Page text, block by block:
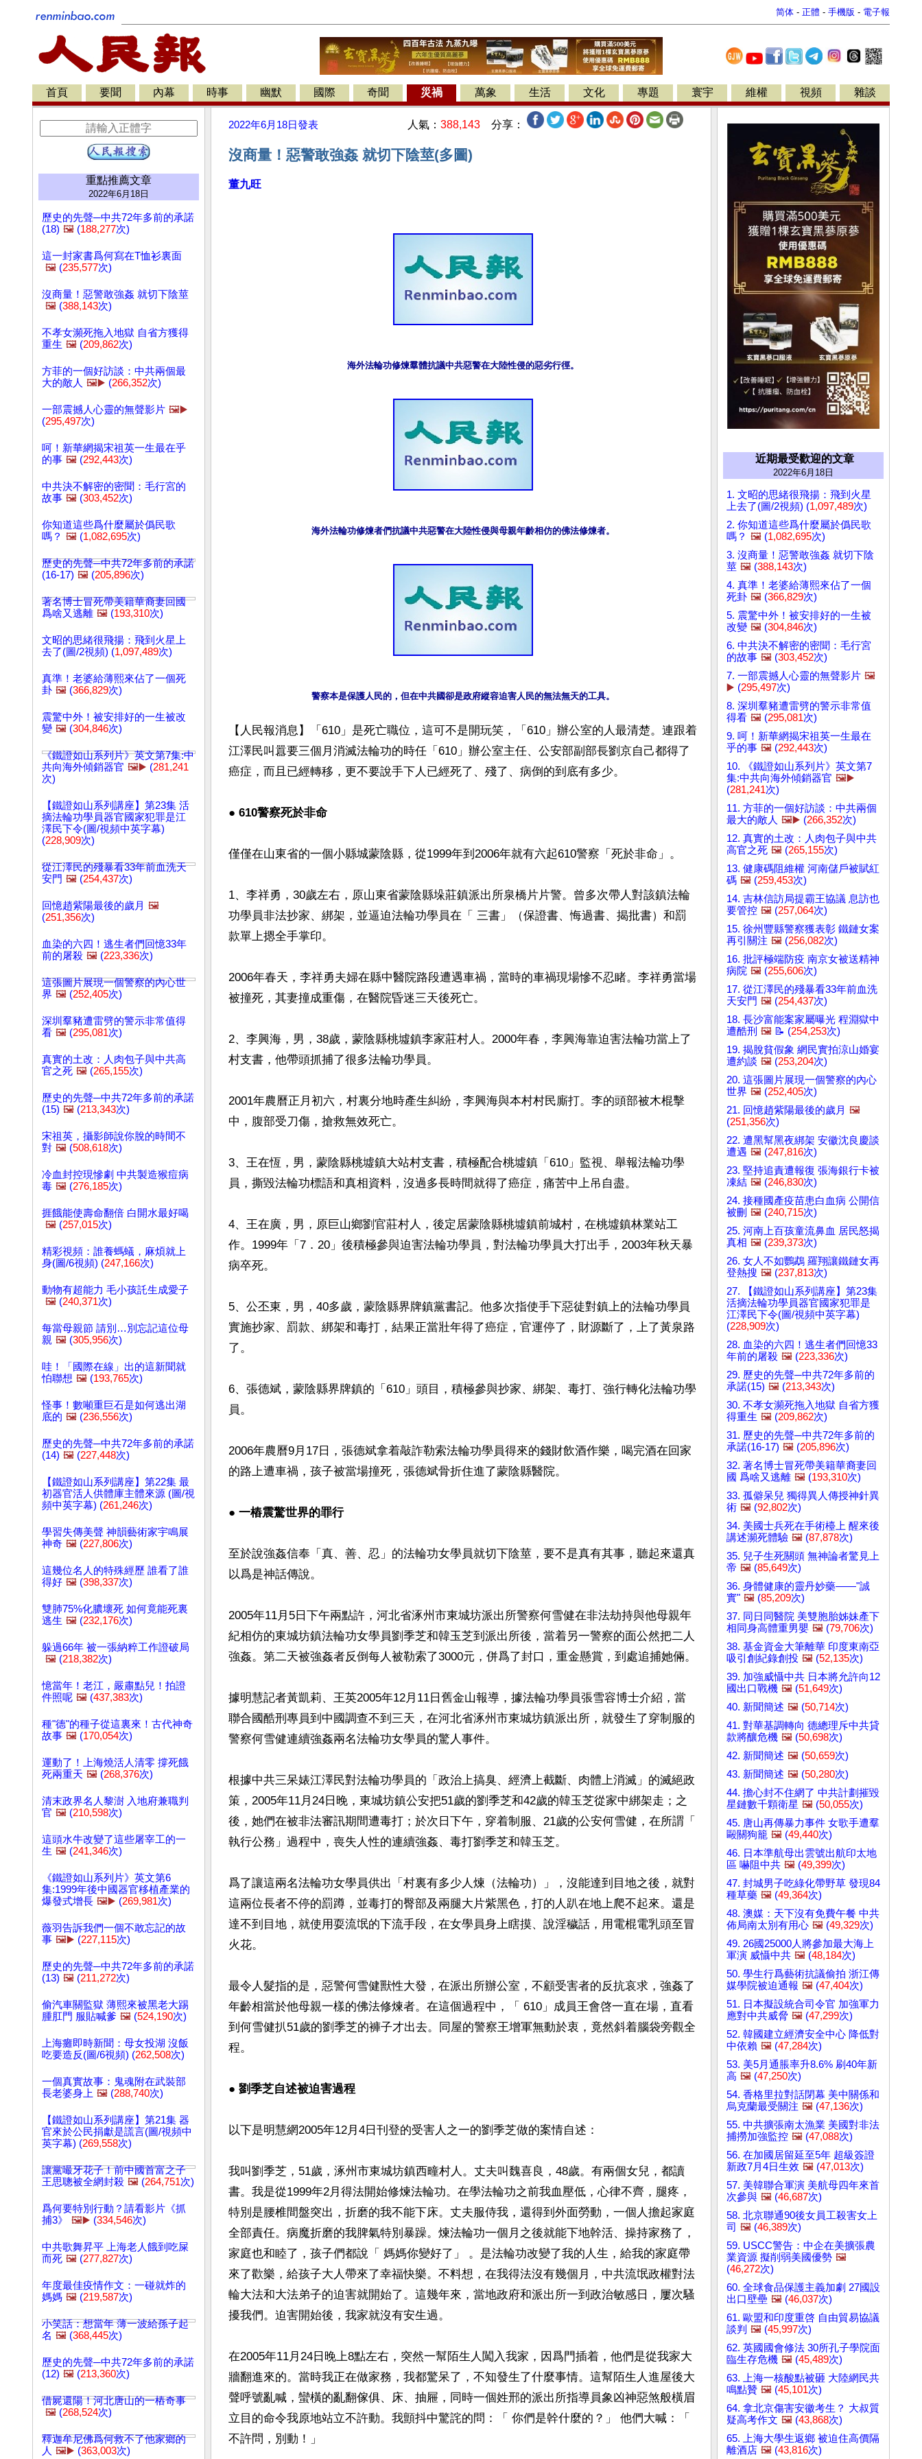
简体 - 正體 - 手機版 - 電子報
首頁 要聞 內幕 時事 幽默 國際 奇聞 災禍 萬象 生活 文化 專題 寰宇 維權 視頻 雜談
重點推薦文章
2022年6月18日
歷史的先聲─中共72年多前的承諾
(18) 🖼️ (188,277次)
這一封家書爲何寫在T恤衫裏面
🖼️ (235,577次)
沒商量！惡警敢強姦 就切下陰莖
🖼️ (388,143次)
不孝女瀕死拖入地獄 自省方獲得
重生 🖼️ (209,862次)
方菲的一個好訪談：中共兩個最
大的敵人 🖼️▶️ (266,352次)
一部震撼人心靈的無聲影片 🖼️▶️
(295,497次)
呵！新華網揭宋祖英一生最在乎
的事 🖼️ (292,443次)
中共決不解密的密聞：毛行宮的
故事 🖼️ (303,452次)
你知道這些爲什麼屬於僞民歌
嗎？ 🖼️ (1,082,695次)
歷史的先聲─中共72年多前的承諾
(16-17) 🖼️ (205,896次)
著名博士冒死帶美籍華裔妻回國
爲啥又逃離 🖼️ (193,310次)
文昭的思緒很飛揚：飛到火星上
去了(圖/2視頻) (1,097,489次)
真準！老婆給薄熙來佔了一個死
卦 🖼️ (366,829次)
震驚中外！被安排好的一生被改
變 🖼️ (304,846次)
《鐵證如山系列片》英文第7集:中
共向海外傾銷器官 🖼️▶️ (281,241
次)
【鐵證如山系列講座】第23集 活
摘法輪功學員器官國家犯罪是江
澤民下令(圖/視頻中英字幕)
(228,909次)
從江澤民的殘暴看33年前血洗天
安門 🖼️ (254,437次)
回憶趙紫陽最後的歲月 🖼️
(251,356次)
血染的六四！逃生者們回憶33年
前的屠殺 🖼️ (223,336次)
這張圖片展現一個警察的內心世
界 🖼️ (252,405次)
深圳羣豬遭雷劈的警示非常值得
看 🖼️ (295,081次)
真實的土改：人肉包子與中共高
官之死 🖼️ (265,155次)
歷史的先聲─中共72年多前的承諾
(15) 🖼️ (213,343次)
宋祖英，攝影師說你脫的時間不
對 🖼️ (508,618次)
冷血封控現慘劇 中共製造猴痘病
毒 🖼️ (276,185次)
捱餓能使壽命翻倍 白開水最好喝
🖼️ (257,015次)
精彩視頻：誰養螞蟻，麻煩就上
身(圖/6視頻) (247,166次)
動物有超能力 毛小孩託生成愛子
🖼️ (240,371次)
每當母親節 請別…別忘記這位母
親 🖼️ (305,956次)
哇！「國際在線」出的這新聞就
怕聯想 🖼️ (193,765次)
怪事！數噸重巨石是如何逃出湖
底的 🖼️ (236,556次)
歷史的先聲─中共72年多前的承諾
(14) 🖼️ (227,448次)
【鐵證如山系列講座】第22集 最
初器官活人供體庫主體來源 (圖/視
頻中英字幕) (261,246次)
學習失傳美聲 神韻藝術家宇鳴展
神奇 🖼️ (227,806次)
這幾位名人的特殊經歷 誰看了誰
得好 🖼️ (398,337次)
雙肺75%化膿壞死 如何竟能死裏
逃生 🖼️ (232,176次)
躲過66年 被一張納粹工作證破局
🖼️ (218,382次)
憶當年！老江，嚴肅點兒！拍證
件照呢 🖼️ (437,383次)
種"德"的種子從這裏來！古代神奇
故事 🖼️ (170,054次)
運動了！上海燒活人清零 撐死餓
死兩重天 🖼️ (268,376次)
清末政界名人黎澍 入地府兼職判
官 🖼️ (210,598次)
這頭水牛改變了這些屠宰工的一
生 🖼️ (241,346次)
《鐵證如山系列片》英文第6
集:1999年後中國器官移植產業的
爆發式增長 🖼️▶️ (269,981次)
薇羽告訴我們一個不敢忘記的故
事 🖼️▶️ (227,115次)
歷史的先聲─中共72年多前的承諾
(13) 🖼️ (211,272次)
偷汽車關監獄 薄熙來被黑老大踢
腫肛門 服貼喊爹 🖼️ (524,190次)
上海癱即時新聞：母女投湖 沒飯
吃要造反(圖/6視頻) (262,508次)
一個真實故事：鬼魂附在武裝部
長老婆身上 🖼️ (288,740次)
【鐵證如山系列講座】第21集 器
官來於公民捐獻是謊言(圖/視頻中
英字幕) (269,558次)
讓黨嘬牙花子！前中國首富之子
王思聰被全網封殺 🖼️ (264,751次)
爲何要特別行動？請看影片《抓
捕3》
🖼️▶️ (334,546次)
中共歌舞昇平 上海老人餓到吃屎
而死 🖼️ (277,827次)
年度最佳疫情作文：一碰就炸的
媽媽 🖼️ (219,587次)
小笑話：想當年 薄一波給孫子起
名 🖼️ (368,445次)
歷史的先聲─中共72年多前的承諾
(12) 🖼️ (213,360次)
借屍還陽！河北唐山的一樁奇事
🖼️ (268,524次)
釋迦牟尼佛爲何救不了他家鄉的
人 🖼️▶️ (363,003次)
2022年6月18日發表 人氣： 388,143 分享：
沒商量！惡警敢強姦 就切下陰莖(多圖)
董九旺
海外法輪功修煉羣體抗議中共惡警在大陸性侵的惡劣行徑。
海外法輪功修煉者們抗議中共惡警在大陸性侵與母親年齡相仿的佛法修煉者。
警察本是保護人民的，但在中共國卻是政府縱容迫害人民的無法無天的工具。
【人民報消息】「610」是死亡職位，這可不是開玩笑，「610」辦公室的人最清楚。連跟着
江澤民叫囂要三個月消滅法輪功的時任「610」辦公室主任、公安部副部長劉京自己都得了
癌症，而且已經轉移，更不要說手下人已經死了、殘了、病倒的到底有多少。
● 610警察死於非命
僅僅在山東省的一個小縣城蒙陰縣，從1999年到2006年就有六起610警察「死於非命」。
1、李祥勇，30歲左右，原山東省蒙陰縣垛莊鎮派出所泉橋片片警。曾多次帶人對該鎮法輪
功學員非法抄家、綁架，並逼迫法輪功學員在「 三書」（保證書、悔過書、揭批書）和罰
款單上摁全手掌印。
2006年春天，李祥勇夫婦在縣中醫院路段遭遇車禍，當時的車禍現場慘不忍睹。李祥勇當場
被撞死，其妻撞成重傷，在醫院昏迷三天後死亡。
2、李興海，男，38歲，蒙陰縣桃墟鎮李家莊村人。2000年春，李興海靠迫害法輪功當上了
村支書，他帶頭抓捕了很多法輪功學員。
2001年農曆正月初六，村裏分地時產生糾紛，李興海與本村村民廝打。李的頭部被木棍擊
中，腹部受刀傷，搶救無效死亡。
3、王在恆，男，蒙陰縣桃墟鎮大站村支書，積極配合桃墟鎮「610」監視、舉報法輪功學
員，撕毀法輪功標語和真相資料，沒過多長時間就得了癌症，痛苦中上吊自盡。
4、王在廣，男，原巨山鄉劉官莊村人，後定居蒙陰縣桃墟鎮前城村，在桃墟鎮林業站工
作。1999年「7．20」後積極參與迫害法輪功學員，對法輪功學員大打出手，2003年秋天暴
病卒死。
5、公丕東，男，40多歲，蒙陰縣界牌鎮黨書記。他多次指使手下惡徒對鎮上的法輪功學員
實施抄家、罰款、綁架和毒打，結果正當壯年得了癌症，官運停了，財源斷了，上了黃泉路
了。
6、張德斌，蒙陰縣界牌鎮的「610」頭目，積極參與抄家、綁架、毒打、強行轉化法輪功學
員。
2006年農曆9月17日，張德斌拿着敲詐勒索法輪功學員得來的錢財飲酒作樂，喝完酒在回家
的路上遭車禍，孩子被當場撞死，張德斌骨折住進了蒙陰縣醫院。
● 一樁震驚世界的罪行
至於說強姦信奉「真、善、忍」的法輪功女學員就切下陰莖，要不是真有其事，聽起來還真
以爲是神話傳說。
2005年11月5日下午兩點許，河北省涿州市東城坊派出所警察何雪健在非法劫持與他母親年
紀相仿的東城坊鎮法輪功女學員劉季芝和韓玉芝到派出所後，當着另一警察的面公然把二人
強姦。第二天被強姦者反倒每人被勒索了3000元，併爲了封口，重金懸賞，到處追捕她倆。
據明慧記者黃凱莉、王英2005年12月11日舊金山報導，據法輪功學員張雪容博士介紹，當
聯合國酷刑專員到中國調查不到三天，在河北省涿州市東城坊鎮派出所，就發生了穿制服的
警察何雪健連續強姦兩名法輪功女學員的驚人事件。
根據中共三呆婊江澤民對法輪功學員的「政治上搞臭、經濟上截斷、肉體上消滅」的滅絕政
策，2005年11月24日晚，東城坊鎮公安把51歲的劉季芝和42歲的韓玉芝從家中綁架走；之
後，她們在被非法審訊期間遭毒打；於次日下午，穿着制服、21歲的公安何雪健，在所謂「
執行公務」過程中，喪失人性的連續強姦、毒打劉季芝和韓玉芝。
爲了讓這兩名法輪功女學員供出「村裏有多少人煉（法輪功）」，沒能達到目地之後，就對
這兩位長者不停的罰蹲，並毒打的臀部及兩腿大片紫黑色，打的人趴在地上爬不起來。還是
達不到目地，就使用耍流氓的下流手段，在女學員身上瞎摸、說淫穢話，用電棍電乳頭至冒
火花。
最令人髮指的是，惡警何雪健獸性大發，在派出所辦公室，不顧受害者的反抗哀求，強姦了
年齡相當於他母親一樣的佛法修煉者。在這個過程中，「 610」成員王會啓一直在場，直看
到何雪健扒51歲的劉季芝的褲子才出去。同屋的警察王增軍無動於衷，竟然斜着腦袋旁觀全
程。
● 劉季芝自述被迫害過程
以下是明慧網2005年12月4日刊登的受害人之一的劉季芝做的案情自述：
我叫劉季芝，51歲，涿州市東城坊鎮西疃村人。丈夫叫魏喜良，48歲。有兩個女兒，都讀
書。我是從1999年2月得法開始修煉法輪功。在學法輪功之前我血壓低，心律不齊，腿疼，
特別是腰椎間盤突出，折磨的我不能下床。丈夫服侍我，還得到外面勞動，一個人擔起家庭
全部責任。病魔折磨的我脾氣特別暴躁。煉法輪功一個月之後就能下地幹活、操持家務了，
家庭也和睦了，孩子們都說「 媽媽你變好了」 。是法輪功改變了我的人生，給我的家庭帶
來了歡樂，給孩子大人帶來了幸福快樂。不料想，在我得法沒有幾個月，中共流氓政權對法
輪大法和大法弟子的迫害就開始了。這幾年來，當地政府和派出所一到政治敏感日，屢次騷
擾我們。迫害開始後，我家就沒有安生過。
在2005年11月24日晚上8點左右，突然一幫陌生人闖入我家，因爲門插着，他們是從我家大
牆翻進來的。當時我正在做家務，我都驚呆了，不知發生了什麼事情。這幫陌生人進屋後大
聲呼號亂喊，蠻橫的亂翻傢俱、床、抽屜，同時一個姓邢的派出所指導員象凶神惡煞般橫眉
立目的命令我原地站立不許動。我顫抖中驚詫的問：「 你們是幹什麼的？」 他們大喊：「
不許問，別動！」
近期最受歡迎的文章
2022年6月18日
1. 文昭的思緒很飛揚：飛到火星
上去了(圖/2視頻) (1,097,489次)
2. 你知道這些爲什麼屬於僞民歌
嗎？ 🖼️ (1,082,695次)
3. 沒商量！惡警敢強姦 就切下陰
莖 🖼️ (388,143次)
4. 真準！老婆給薄熙來佔了一個
死卦 🖼️ (366,829次)
5. 震驚中外！被安排好的一生被
改變 🖼️ (304,846次)
6. 中共決不解密的密聞：毛行宮
的故事 🖼️ (303,452次)
7. 一部震撼人心靈的無聲影片 🖼️
▶️ (295,497次)
8. 深圳羣豬遭雷劈的警示非常值
得看 🖼️ (295,081次)
9. 呵！新華網揭宋祖英一生最在
乎的事 🖼️ (292,443次)
10. 《鐵證如山系列片》英文第7
集:中共向海外傾銷器官 🖼️▶️
(281,241次)
11. 方菲的一個好訪談：中共兩個
最大的敵人 🖼️▶️ (266,352次)
12. 真實的土改：人肉包子與中共
高官之死 🖼️ (265,155次)
13. 健康碼阻維權 河南儲戶被賦紅
碼 🖼️ (259,453次)
14. 吉林信訪局提霸王協議 息訪也
要管控 🖼️ (257,064次)
15. 徐州豐縣警察獲表彰 鐵鏈女案
再引關注 🖼️ (256,082次)
16. 批評極端防疫 南京女被送精神
病院 🖼️ (255,606次)
17. 從江澤民的殘暴看33年前血洗
天安門 🖼️ (254,437次)
18. 長沙富能案家屬曝光 程淵獄中
遭酷刑 🖼️ 📝 (254,253次)
19. 揭脫貧假象 網民實拍涼山婚宴
遭約談 🖼️ (253,204次)
20. 這張圖片展現一個警察的內心
世界 🖼️ (252,405次)
21. 回憶趙紫陽最後的歲月 🖼️
(251,356次)
22. 遭黑幫黑夜綁架 安徽沈良慶談
遭遇 🖼️ (247,816次)
23. 堅持追責遭報復 張海銀行卡被
凍結 🖼️ (246,830次)
24. 接種國產疫苗患白血病 公開信
被刪 🖼️ (240,715次)
25. 河南上百孩童流鼻血 居民怒揭
真相 🖼️ (239,373次)
26. 女人不如鸚鵡 羅翔讓鐵鏈女再
登熱搜 🖼️ (237,813次)
27. 【鐵證如山系列講座】第23集
活摘法輪功學員器官國家犯罪是
江澤民下令(圖/視頻中英字幕)
(228,909次)
28. 血染的六四！逃生者們回憶33
年前的屠殺 🖼️ (223,336次)
29. 歷史的先聲─中共72年多前的
承諾(15) 🖼️ (213,343次)
30. 不孝女瀕死拖入地獄 自省方獲
得重生 🖼️ (209,862次)
31. 歷史的先聲─中共72年多前的
承諾(16-17) 🖼️ (205,896次)
32. 著名博士冒死帶美籍華裔妻回
國 爲啥又逃離 🖼️ (193,310次)
33. 孤僻呆兒 獨得異人傳授神針異
術 🖼️ (92,802次)
34. 美國士兵死在手術檯上 醒來後
講述瀕死體驗 🖼️ (87,878次)
35. 兒子生死關頭 無神論者驚見上
帝 🖼️ (85,649次)
36. 身體健康的靈丹妙藥——"誠
實" 🖼️ (85,209次)
37. 同日同醫院 美雙胞胎姊妹產下
相同身高體重男嬰 🖼️ (79,706次)
38. 基金資金大筆離華 印度東南亞
吸引創紀錄創投 🖼️ (52,135次)
39. 加強威懾中共 日本將允許向12
國出口戰機 🖼️ (51,649次)
40. 新聞簡述 🖼️ (50,714次)
41. 對華基調轉向 德總理斥中共貸
款將釀危機 🖼️ (50,698次)
42. 新聞簡述 🖼️ (50,659次)
43. 新聞簡述 🖼️ (50,280次)
44. 擔心封不住網了 中共計劃摧毀
星鏈數千顆衛星 🖼️ (50,055次)
45. 唐山再傳暴力事件 女歌手遭羣
毆關狗籠 🖼️ (49,440次)
46. 日本準航母出雲號出航印太地
區 嚇阻中共 🖼️ (49,399次)
47. 封城男子吃綠化帶野草 發現84
種草藥 🖼️ (49,364次)
48. 澳媒：天下沒有免費午餐 中共
佈局南太別有用心 🖼️ (49,329次)
49. 26國25000人將參加最大海上
軍演 威懾中共 🖼️ (48,184次)
50. 學生行爲藝術抗議偷拍 浙江傳
媒學院被迫通報 🖼️ (47,404次)
51. 日本擬設統合司令官 加強軍力
應對中共威脅 🖼️ (47,299次)
52. 韓國建立經濟安全中心 降低對
中依賴 🖼️ (47,284次)
53. 美5月通脹率升8.6% 刷40年新
高 🖼️ (47,250次)
54. 香格里拉對話閉幕 美中關係和
烏克蘭最受關注 🖼️ (47,136次)
55. 中共擴張南太漁業 美國對非法
捕撈加強監控 🖼️ (47,088次)
56. 在加國居留延至5年 超級簽證
新政7月4日生效 🖼️ (47,013次)
57. 美韓聯合軍演 美航母四年來首
次參與 🖼️ (46,687次)
58. 北京聯通90後女員工殺害女上
司 🖼️ (46,389次)
59. USCC警告：中企在美擴張農
業資源 擬削弱美國優勢 🖼️
(46,272次)
60. 全球食品保護主義加劇 27國設
出口壁壘 🖼️ (46,037次)
61. 歐盟和印度重啓 自由貿易協議
談判 🖼️ (45,997次)
62. 英國國會修法 30所孔子學院面
臨生存危機 🖼️ (45,489次)
63. 上海一核酸點被砸 大陸網民共
鳴點贊 🖼️ (45,101次)
64. 拿北京傷害安徽考生？ 大叔質
疑高考作文 🖼️ (43,868次)
65. 上海大學生返鄉 被迫住高價隔
離酒店 🖼️ (43,816次)